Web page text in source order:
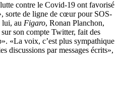
contre le Covid-19 ont favorisé
sorte de ligne de cœur pour SOS-
lui, au Figaro, Ronan Planchon,
son compte Twitter, fait des
«La voix, c’est plus sympathique
discussions par messages écrits»,